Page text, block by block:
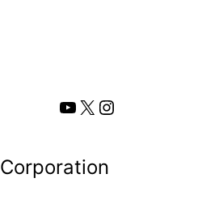
YouTube
X Instagram
Corporation